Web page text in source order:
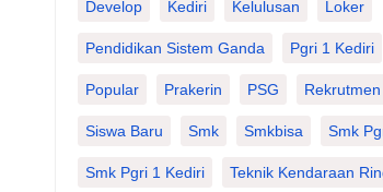
Develop Kediri Kelulusan Loker
Pendidikan Sistem Ganda Pgri 1 Kediri
Popular Prakerin PSG Rekrutmen
Siswa Baru Smk Smkbisa Smk
Smk Pgri 1 Kediri Teknik Kendaraan